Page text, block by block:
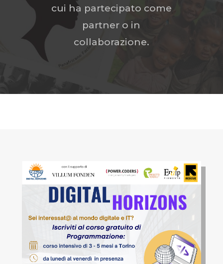
cui ha partecipato come
partner o in
collaborazione.